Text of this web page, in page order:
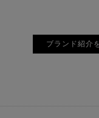
ブランド紹介